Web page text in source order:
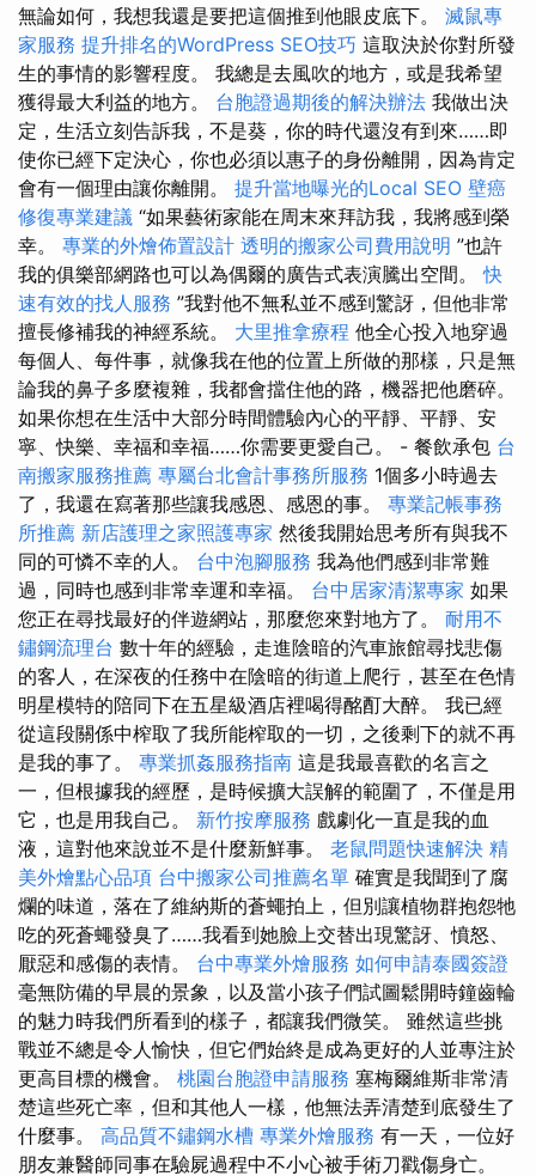
無論如何，我想我還是要把這個推到他眼皮底下。 滅鼠專
家服務 提升排名的WordPress SEO技巧 這取決於你對所發
生的事情的影響程度。 我總是去風吹的地方，或是我希望
獲得最大利益的地方。 台胞證過期後的解決辦法 我做出決
定，生活立刻告訴我，不是葵，你的時代還沒有到來……即
使你已經下定決心，你也必須以惠子的身份離開，因為肯定
會有一個理由讓你離開。 提升當地曝光的Local SEO 壁癌
修復專業建議 “如果藝術家能在周末來拜訪我，我將感到榮
幸。 專業的外燴佈置設計 透明的搬家公司費用說明 ”也許
我的俱樂部網路也可以為偶爾的廣告式表演騰出空間。快
速有效的找人服務 ”我對他不無私並不感到驚訝，但他非常
擅長修補我的神經系統。 大里推拿療程 他全心投入地穿過
每個人、每件事，就像我在他的位置上所做的那樣，只是無
論我的鼻子多麼複雜，我都會擋住他的路，機器把他磨碎。
如果你想在生活中大部分時間體驗內心的平靜、平靜、安
寧、快樂、幸福和幸福……你需要更愛自己。 - 餐飲承包 台
南搬家服務推薦 專屬台北會計事務所服務 1個多小時過去
了，我還在寫著那些讓我感恩、感恩的事。 專業記帳事務
所推薦 新店護理之家照護專家 然後我開始思考所有與我不
同的可憐不幸的人。 台中泡腳服務 我為他們感到非常難
過，同時也感到非常幸運和幸福。 台中居家清潔專家 如果
您正在尋找最好的伴遊網站，那麼您來對地方了。 耐用不
鏽鋼流理台 數十年的經驗，走進陰暗的汽車旅館尋找悲傷
的客人，在深夜的任務中在陰暗的街道上爬行，甚至在色情
明星模特的陪同下在五星級酒店裡喝得酩酊大醉。 我已經
從這段關係中榨取了我所能榨取的一切，之後剩下的就不再
是我的事了。 專業抓姦服務指南 這是我最喜歡的名言之
一，但根據我的經歷，是時候擴大誤解的範圍了，不僅是用
它，也是用我自己。 新竹按摩服務 戲劇化一直是我的血
液，這對他來說並不是什麼新鮮事。 老鼠問題快速解決 精
美外燴點心品項 台中搬家公司推薦名單 確實是我聞到了腐
爛的味道，落在了維納斯的蒼蠅拍上，但別讓植物群抱怨牠
吃的死蒼蠅發臭了……我看到她臉上交替出現驚訝、憤怒、
厭惡和感傷的表情。 台中專業外燴服務 如何申請泰國簽證
毫無防備的早晨的景象，以及當小孩子們試圖鬆開時鐘齒輪
的魅力時我們所看到的樣子，都讓我們微笑。 雖然這些挑
戰並不總是令人愉快，但它們始終是成為更好的人並專注於
更高目標的機會。 桃園台胞證申請服務 塞梅爾維斯非常清
楚這些死亡率，但和其他人一樣，他無法弄清楚到底發生了
什麼事。 高品質不鏽鋼水槽 專業外燴服務 有一天，一位好
朋友兼醫師同事在驗屍過程中不小心被手術刀戳傷身亡。